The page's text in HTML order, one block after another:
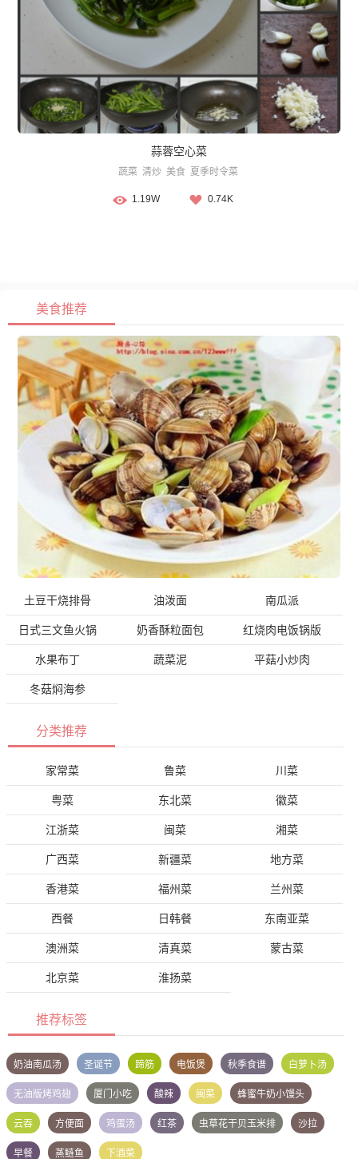
蒜蓉空心菜
蔬菜 清炒 美食 夏季时令菜
1.19W 0.74K
美食推荐
土豆干烧排骨 油泼面 南瓜派
日式三文鱼火锅 奶香酥粒面包 红烧肉电饭锅版
水果布丁 蔬菜泥 平菇小炒肉
冬菇焖海参
分类推荐
家常菜 鲁菜 川菜
粤菜 东北菜 徽菜
江浙菜 闽菜 湘菜
广西菜 新疆菜 地方菜
香港菜 福州菜 兰州菜
西餐 日韩餐 东南亚菜
澳洲菜 清真菜 蒙古菜
北京菜 淮扬菜
推荐标签
奶油南瓜汤 圣诞节 蹄筋 电饭煲 秋季食谱 白萝卜汤
无油版烤鸡翅 厦门小吃 酸辣 闽菜 蜂蜜牛奶小馒头
云吞 方便面 鸡蛋汤 红茶 虫草花干贝玉米排 沙拉
早餐 蒸鲢鱼 下酒菜